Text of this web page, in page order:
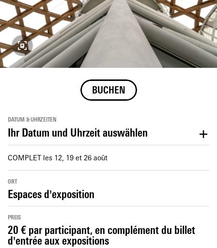
BUCHEN
DATUM & UHRZEITEN
Ihr Datum und Uhrzeit auswählen
COMPLET les 12, 19 et 26 août
ORT
Espaces d'exposition
PREIS
20 € par participant, en complément du billet
d'entrée aux expositions